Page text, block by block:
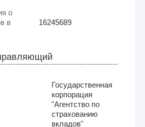
о
в
16245689
Государственная
корпорация
"Агентство по
страхованию
вкладов"